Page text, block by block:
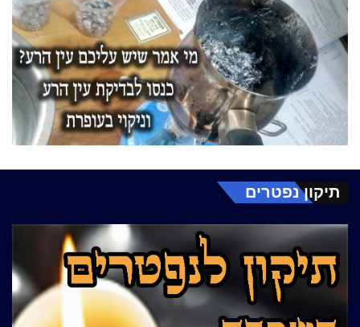
תיקון נפטרים